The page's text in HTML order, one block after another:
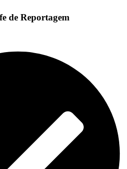
de Reportagem